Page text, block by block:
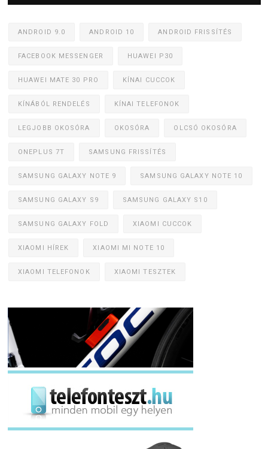
ANDROID 9.0 ANDROID 10 ANDROID FRISSÍTÉS
FACEBOOK MESSENGER HUAWEI P30
HUAWEI MATE 30 PRO KÍNAI CUCCOK
KÍNÁBÓL RENDELÉS KÍNAI TELEFONOK
LEGJOBB OKOSÓRA OKOSÓRA OLCSÓ OKOSÓRA
ONEPLUS 7T SAMSUNG FRISSÍTÉS
SAMSUNG GALAXY NOTE 9 SAMSUNG GALAXY NOTE 10
SAMSUNG GALAXY S9 SAMSUNG GALAXY S10
SAMSUNG GALAXY FOLD XIAOMI CUCCOK
XIAOMI HÍREK XIAOMI MI NOTE 10
XIAOMI TELEFONOK XIAOMI TESZTEK